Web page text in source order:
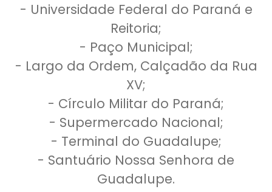
- Universidade Federal do Paraná e
Reitoria;
- Paço Municipal;
- Largo da Ordem, Calçadão da Rua
XV;
- Círculo Militar do Paraná;
- Supermercado Nacional;
- Terminal do Guadalupe;
- Santuário Nossa Senhora de
Guadalupe.